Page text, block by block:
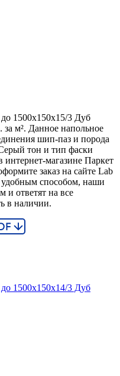
1500х150х15/3 Дуб
м². Данное напольное
шип-паз и порода
тон и тип фаски
интернет-магазине Паркет
заказ на сайте Lab
способом, наши
и ответят на все
в наличии.
1500х150х14/3 Дуб